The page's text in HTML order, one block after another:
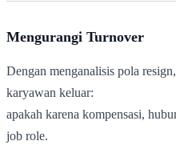
Mengurangi Turnover
Dengan menganalisis pola
karyawan keluar:
apakah karena kompensasi,
job role.